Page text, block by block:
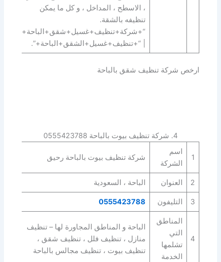
، الاسطح ، المداخل ، و كل ما يمكن
تنظيفه بالشقة.
“+شركة+تنظيف+غسيل+شقق+الباحة+”
| “+تنظيف+غسيل+الشقق+الباحة+”.
ارخص شركة تنظيف شقق بالباحة
4. شركة تنظيف بيوت بالباحة 0555423788
1
اسم
الشركة
شركة تنظيف بيوت بالباحة رحيق
2 العنوان الباحة ، السعودية
3 التليفون 0555423788
4
المناطق
التي
تشلمها
الخدمة
الباحة و المناطق المجاورة لها – تنظيف
منازل ، تنظيف فلل ، تنظيف شقق ،
تنظيف بيوت ، تنظيف مجالس بالباحة